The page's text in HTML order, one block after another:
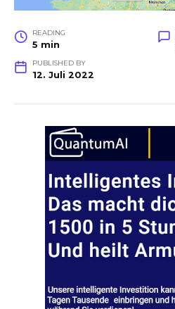
READING
5 min
PUBLISHED BY
12. Juli 2022